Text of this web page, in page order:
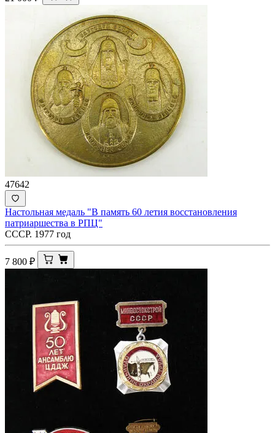
47642
Настольная медаль "В память 60 летия восстановления
патриаршества в РПЦ"
СССР. 1977 год
7 800 ₽